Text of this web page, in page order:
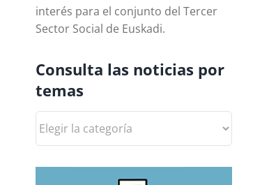
interés para el conjunto del Tercer
Sector Social de Euskadi.
Consulta las noticias por
temas
las
por